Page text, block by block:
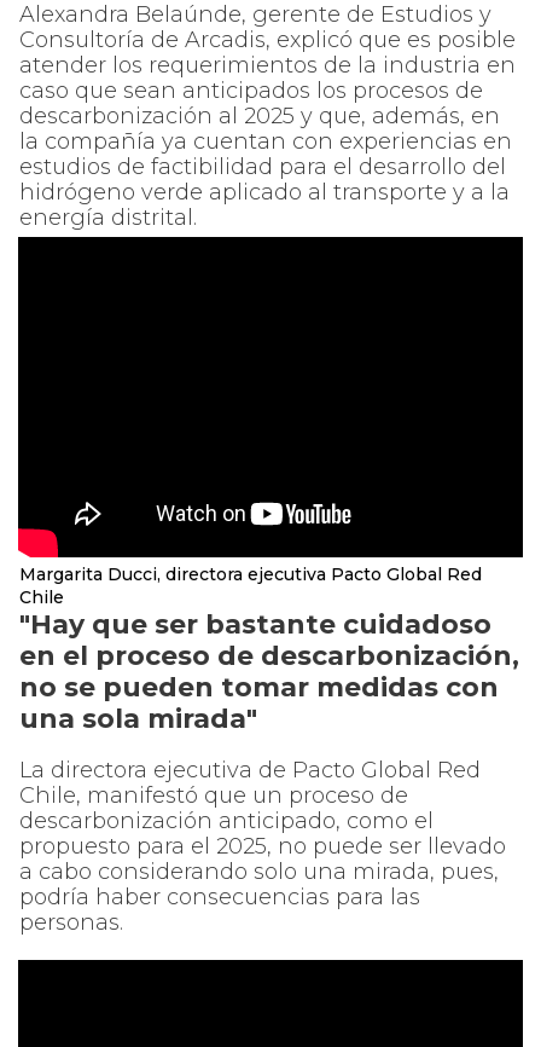
Alexandra Belaúnde, gerente de Estudios y
Consultoría de Arcadis, explicó que es posible
atender los requerimientos de la industria en
caso que sean anticipados los procesos de
descarbonización al 2025 y que, además, en
la compañía ya cuentan con experiencias en
estudios de factibilidad para el desarrollo del
hidrógeno verde aplicado al transporte y a la
energía distrital.
Margarita Ducci, directora ejecutiva Pacto Global Red
Chile
"Hay que ser bastante cuidadoso
en el proceso de descarbonización,
no se pueden tomar medidas con
una sola mirada"
La directora ejecutiva de Pacto Global Red
Chile, manifestó que un proceso de
descarbonización anticipado, como el
propuesto para el 2025, no puede ser llevado
a cabo considerando solo una mirada, pues,
podría haber consecuencias para las
personas.